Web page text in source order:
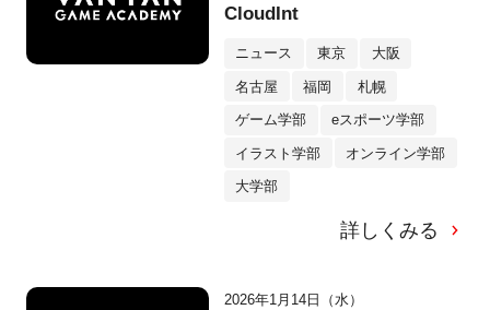
CloudInt
ニュース 東京 大阪
名古屋 福岡 札幌
ゲーム学部 eスポーツ学部
イラスト学部 オンライン学部
大学部
詳しくみる
2026年1月14日（水）